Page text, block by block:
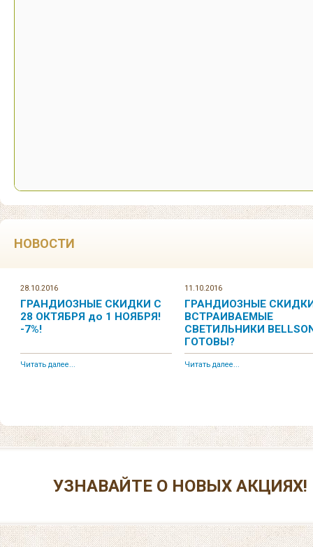
НОВОСТИ
28.10.2016
ГРАНДИОЗНЫЕ СКИДКИ С
28 ОКТЯБРЯ до 1 НОЯБРЯ!
-7%!
Читать далее...
11.10.2016
ГРАНДИОЗНЫЕ
ВСТРАИВАЕМЫЕ
СВЕТИЛЬНИКИ
ГОТОВЫ?
Читать далее...
УЗНАВАЙТЕ О НОВЫХ АКЦИЯХ!